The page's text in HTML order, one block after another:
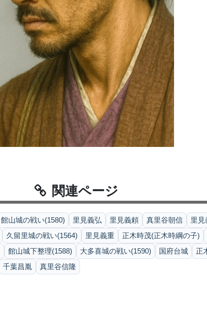
関連ページ
館山城の戦い(1580) 里見義弘 里見義頼 真里谷朝信
里見
久留里城の戦い(1564) 里見義重
正木時茂(正木時綱の子)
館山城下整理(1588) 大多喜城の戦い(1590) 国府台城
正
千葉昌胤 真里谷信隆